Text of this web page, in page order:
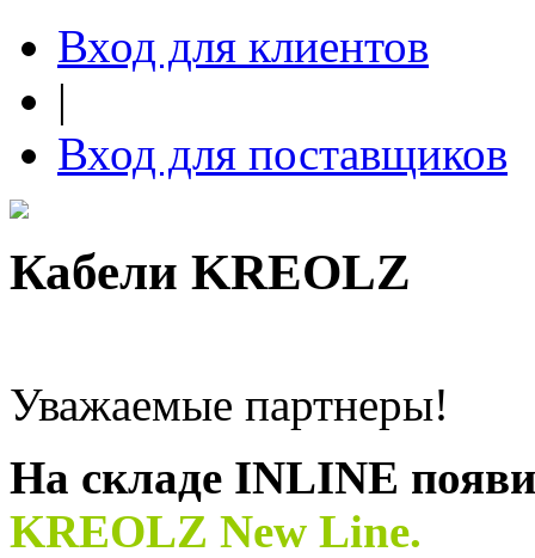
Вход для клиентов
|
Вход для поставщиков
Кабели KREOLZ
Уважаемые партнеры!
На складе INLINE
KREOLZ New Line.